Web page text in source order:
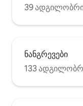
39
ნანგრევები
133